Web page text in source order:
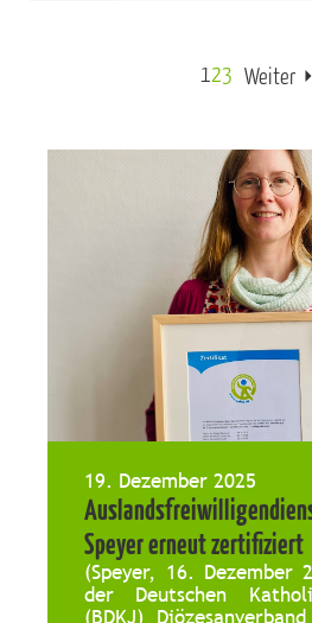
123 Weiter
19. Dezember 2025
Speyer erneut zertifiziert
(Speyer, 16. Dezember
der Deutschen
(BDKJ)